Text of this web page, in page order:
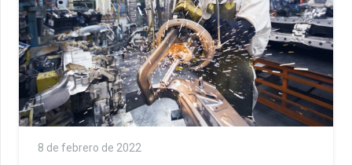
8 de febrero de 2022